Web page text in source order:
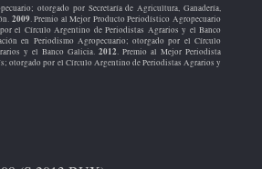
otorgado por Secretaría de Agricultura, Ganadería,
2009. Premio al Mejor Producto Periodístico Agropecuario
el Círculo Argentino de Periodistas Agrarios y el Banco
en Periodismo Agropecuario; otorgado por el Círculo
y el Banco Galicia. 2012. Premio al Mejor Periodista
otorgado por el Círculo Argentino de Periodistas Agrarios y